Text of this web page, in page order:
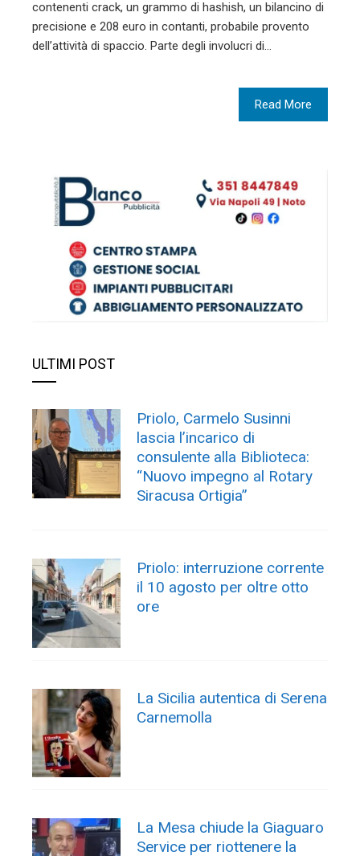
contenenti crack, un grammo di hashish, un bilancino di
precisione e 208 euro in contanti, probabile provento
dell’attività di spaccio. Parte degli involucri di…
Read More
ULTIMI POST
Priolo, Carmelo Susinni
lascia l’incarico di
consulente alla Biblioteca:
“Nuovo impegno al Rotary
Siracusa Ortigia”
Priolo: interruzione corrente
il 10 agosto per oltre otto
ore
La Sicilia autentica di Serena
Carnemolla
La Mesa chiude la Giaguaro
Service per riottenere la